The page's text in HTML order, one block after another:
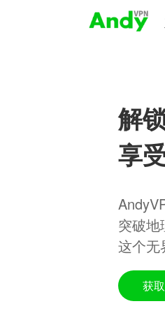
解
享
突破
这个无
获